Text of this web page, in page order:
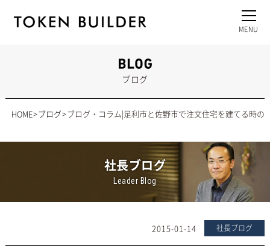
ブログ
HOME ブログ ブログ・コラム|足利市と佐野市で注文住宅を建てる時の
社長ブログ
Leader Blog
2015-01-14 社長ブログ